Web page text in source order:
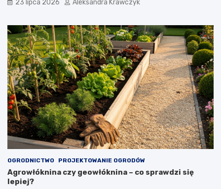
23 lipca 2026 Aleksandra Krawczyk
OGRODNICTWO PROJEKTOWANIE OGRODÓW
Agrowłóknina czy geowłóknina – co sprawdzi się
lepiej?